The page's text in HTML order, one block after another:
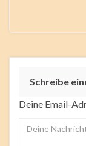
Schreibe
Deine Email-